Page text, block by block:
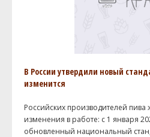
В России утвердили новый
изменится
Российских производителей пива
изменения в работе: с 1 января
обновленный национальный